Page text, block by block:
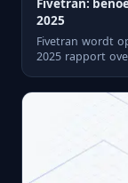
Fivetran:
2025
Fivetran wordt
2025 rapport